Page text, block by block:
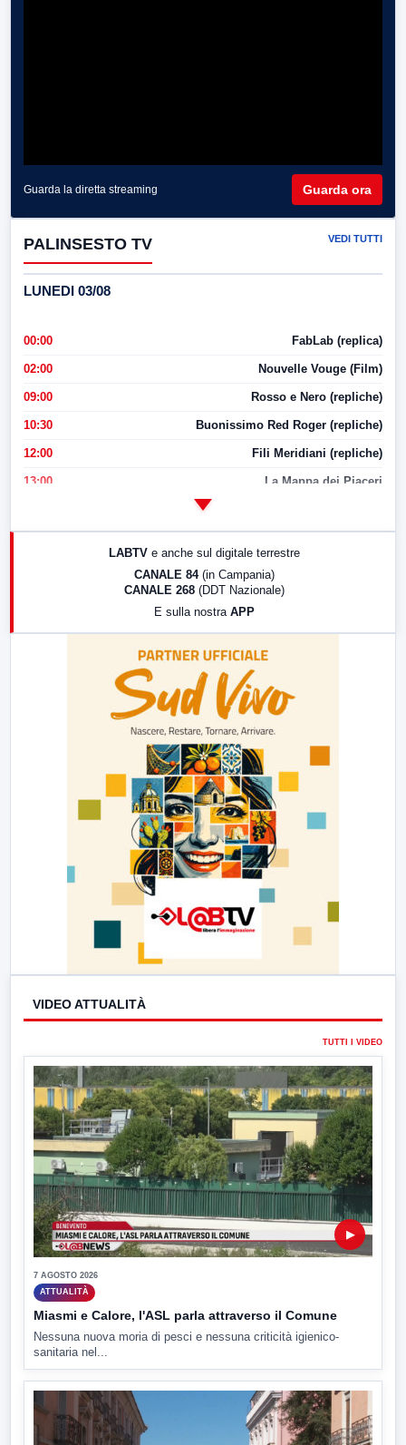
Guarda la diretta streaming Guarda ora
PALINSESTO TV VEDI TUTTI
LUNEDI 03/08
00:00 FabLab (replica)
02:00 Nouvelle Vouge (Film)
09:00 Rosso e Nero (repliche)
10:30 Buonissimo Red Roger (repliche)
12:00 Fili Meridiani (repliche)
13:00 La Mappa dei Piaceri
LABTV e anche sul digitale terrestre
CANALE 84 (in Campania)
CANALE 268 (DDT Nazionale)
E sulla nostra APP
VIDEO ATTUALITÀ
TUTTI I VIDEO
▶
7 AGOSTO 2026
ATTUALITÀ
Miasmi e Calore, l'ASL parla attraverso il Comune
Nessuna nuova moria di pesci e nessuna criticità igienico-
sanitaria nel...